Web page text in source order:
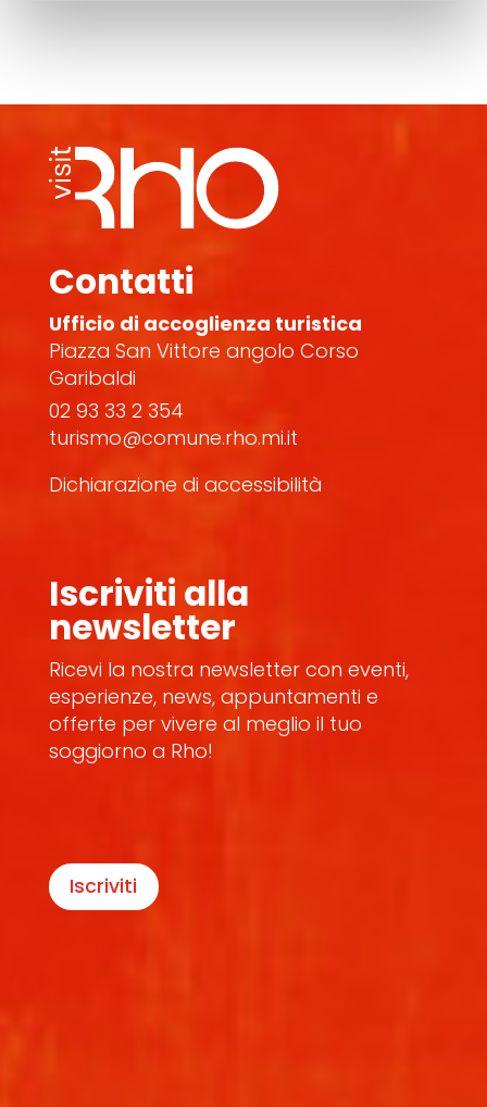
Contatti
Ufficio di accoglienza turistica
Piazza San Vittore angolo Corso
Garibaldi
02 93 33 2 354
turismo@comune.rho.mi.it
Dichiarazione di accessibilità
Iscriviti alla
newsletter
Ricevi la nostra newsletter con eventi,
esperienze, news, appuntamenti e
offerte per vivere al meglio il tuo
soggiorno a Rho!
Iscriviti